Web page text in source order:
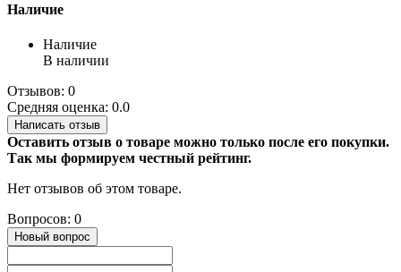
Наличие
Наличие
В наличии
Отзывов: 0
Средняя оценка: 0.0
Написать отзыв
Оставить отзыв о товаре можно только после его покупки.
Так мы формируем честный рейтинг.
Нет отзывов об этом товаре.
Вопросов: 0
Новый вопрос